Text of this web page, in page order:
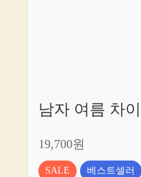
남자 여름 차
19,700원
SALE 베스트셀러